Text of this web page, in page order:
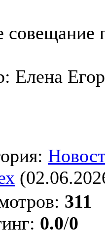
совещание
Елена
:
: 311
: 0.0/0